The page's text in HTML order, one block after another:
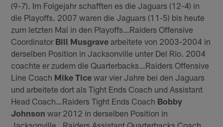
(9-7). Im Folgejahr schafften es die Jaguars (12-4) in
die Playoffs. 2007 waren die Jaguars (11-5) bis heute
zum letzten Mal in den Playoffs…Raiders Offensive
Coordinator Bill Musgrave arbeitete von 2003-2004 in
derselben Position in Jacksonville unter Del Rio. 2004
coachte er zudem die Quarterbacks…Raiders Offensive
Line Coach Mike Tice war vier Jahre bei den Jaguars
und arbeitete dort als Tight Ends Coach und Assistant
Head Coach…Raiders Tight Ends Coach Bobby
Johnson war 2012 in derselben Position in